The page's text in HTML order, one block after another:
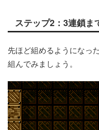
ステップ2：3連鎖ま
先ほど組めるようになっ
組んでみましょう。